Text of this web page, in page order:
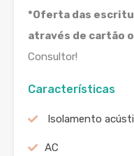
*Oferta das
através de cartão
Consultor!
Características
Isolamento
AC